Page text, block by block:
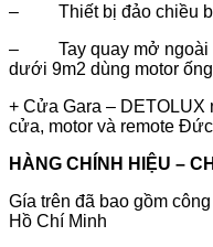
– Thiết bị đảo chiều
– Tay quay mở ngoài
dưới 9m2 dùng motor
+ Cửa Gara –
cửa, motor và remote
HÀNG CHÍNH HIỆU –
Gía trên đã bao gồm
Hồ Chí Minh